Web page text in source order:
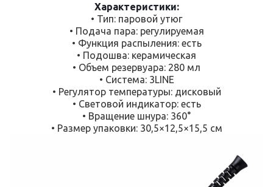
Характеристики:
• Тип: паровой утюг
• Подача пара: регулируемая
• Функция распыления: есть
• Подошва: керамическая
• Объем резервуара: 280 мл
• Система: 3LINE
• Регулятор температуры: дисковый
• Световой индикатор: есть
• Вращение шнура: 360°
• Размер упаковки: 30,5×12,5×15,5 см